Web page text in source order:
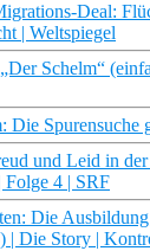
Deal:
| Weltspiegel
Schelm“
Die Spurensuche
und Leid in
Folge 4 | SRF
Die
| Die Story |